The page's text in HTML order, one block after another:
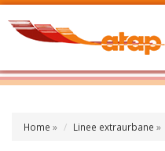
Home » Linee extraurbane »